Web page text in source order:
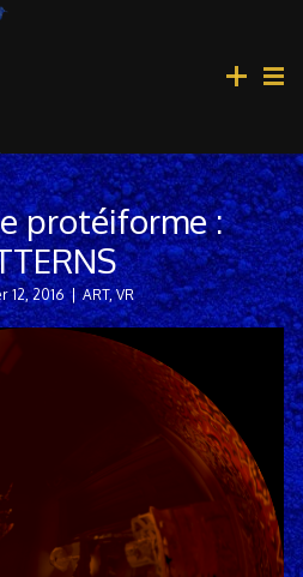
protéiforme :
12, 2016 | ART,VR